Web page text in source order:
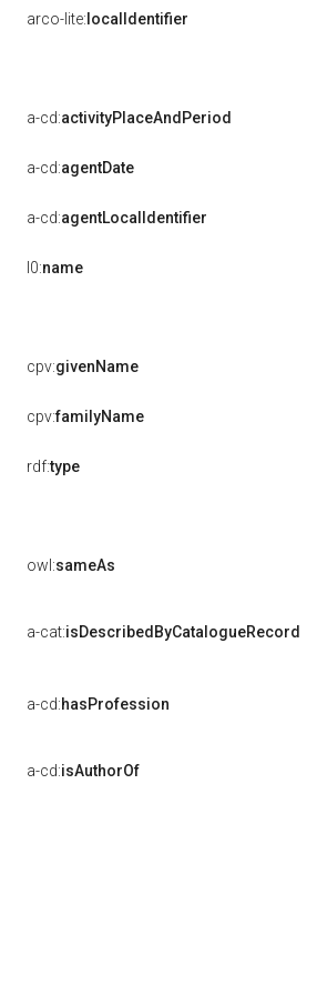
arco-lite: localIdentifier
a-cd:activityPlaceAndPeriod
a-cd:agentDate
a-cd:agentLocalIdentifier
l0:name
cpv:givenName
cpv:familyName
rdf:type
owl:sameAs
a-cat:isDescribedByCatalogueRecord
a-cd:hasProfession
a-cd:isAuthorOf